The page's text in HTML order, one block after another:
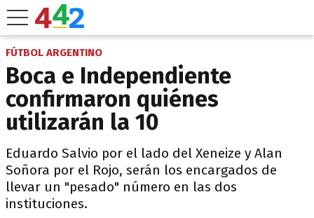
FÚTBOL ARGENTINO
Boca e Independiente
confirmaron quiénes
utilizarán la 10
Eduardo Salvio por el lado del Xeneize y Alan
Soñora por el Rojo, serán los encargados de
llevar un "pesado" número en las dos
instituciones.